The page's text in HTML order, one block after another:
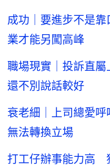
成功｜要進步不是
業才能另闖高峰
職場現實｜投訴直
還不別說話較好
衰老細｜上司總愛
無法轉換立場
打工仔辦事能力高